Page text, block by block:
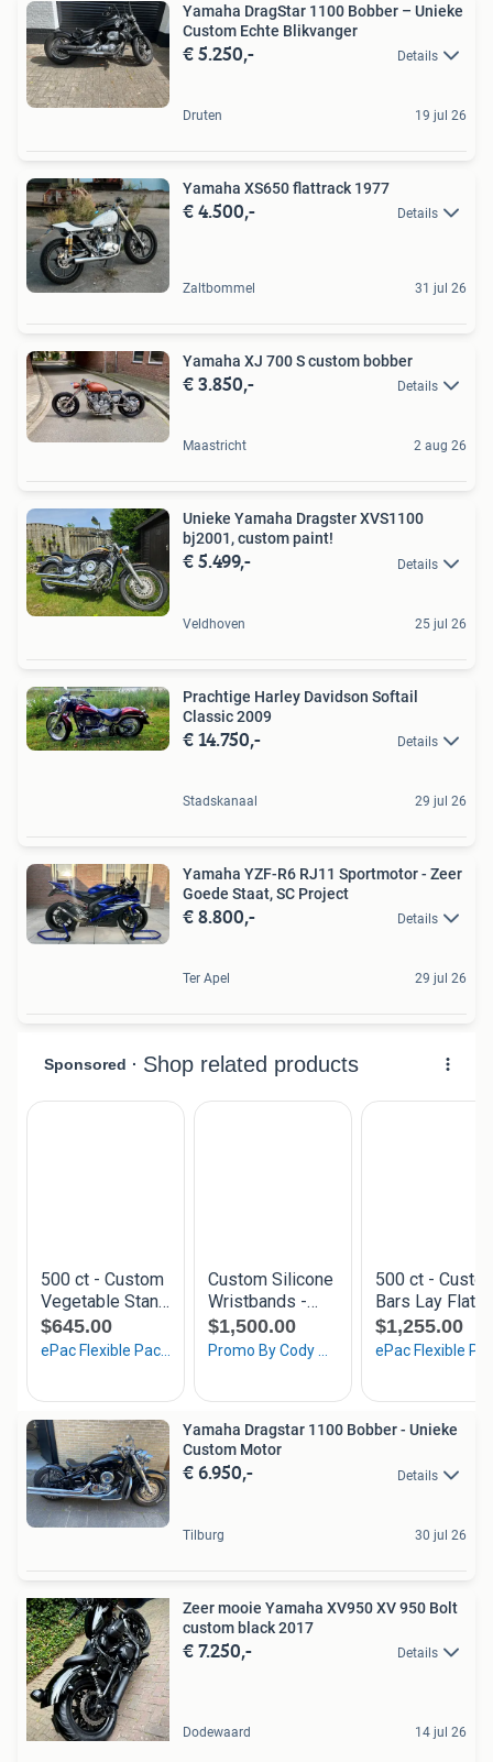
Yamaha DragStar 1100 Bobber – Unieke
Custom Echte Blikvanger
€ 5.250,- Details
Druten 19 jul 26
Yamaha XS650 flattrack 1977
€ 4.500,- Details
Zaltbommel 31 jul 26
Yamaha XJ 700 S custom bobber
€ 3.850,- Details
Maastricht 2 aug 26
Unieke Yamaha Dragster XVS1100
bj2001, custom paint!
€ 5.499,- Details
Veldhoven 25 jul 26
Prachtige Harley Davidson Softail
Classic 2009
€ 14.750,- Details
Stadskanaal 29 jul 26
Yamaha YZF-R6 RJ11 Sportmotor - Zeer
Goede Staat, SC Project
€ 8.800,- Details
Ter Apel 29 jul 26
Yamaha Dragstar 1100 Bobber - Unieke
Custom Motor
€ 6.950,- Details
Tilburg 30 jul 26
Zeer mooie Yamaha XV950 XV 950 Bolt
custom black 2017
€ 7.250,- Details
Dodewaard 14 jul 26